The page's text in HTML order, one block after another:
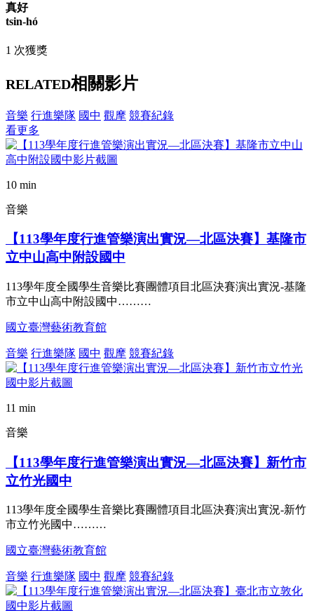
真好
tsin-hó
1 次獲獎
RELATED相關影片
音樂 行進樂隊 國中 觀摩 競賽紀錄
看更多
10 min
音樂
【113學年度行進管樂演出實況—北區決賽】基隆市
立中山高中附設國中
113學年度全國學生音樂比賽團體項目北區決賽演出實況-基隆
市立中山高中附設國中………
國立臺灣藝術教育館
音樂 行進樂隊 國中 觀摩 競賽紀錄
11 min
音樂
【113學年度行進管樂演出實況—北區決賽】新竹市
立竹光國中
113學年度全國學生音樂比賽團體項目北區決賽演出實況-新竹
市立竹光國中………
國立臺灣藝術教育館
音樂 行進樂隊 國中 觀摩 競賽紀錄